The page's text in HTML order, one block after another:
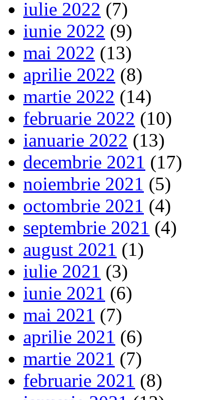
iulie 2022 (7)
iunie 2022 (9)
mai 2022 (13)
aprilie 2022 (8)
martie 2022 (14)
februarie 2022 (10)
ianuarie 2022 (13)
decembrie 2021 (17)
noiembrie 2021 (5)
octombrie 2021 (4)
septembrie 2021 (4)
august 2021 (1)
iulie 2021 (3)
iunie 2021 (6)
mai 2021 (7)
aprilie 2021 (6)
martie 2021 (7)
februarie 2021 (8)